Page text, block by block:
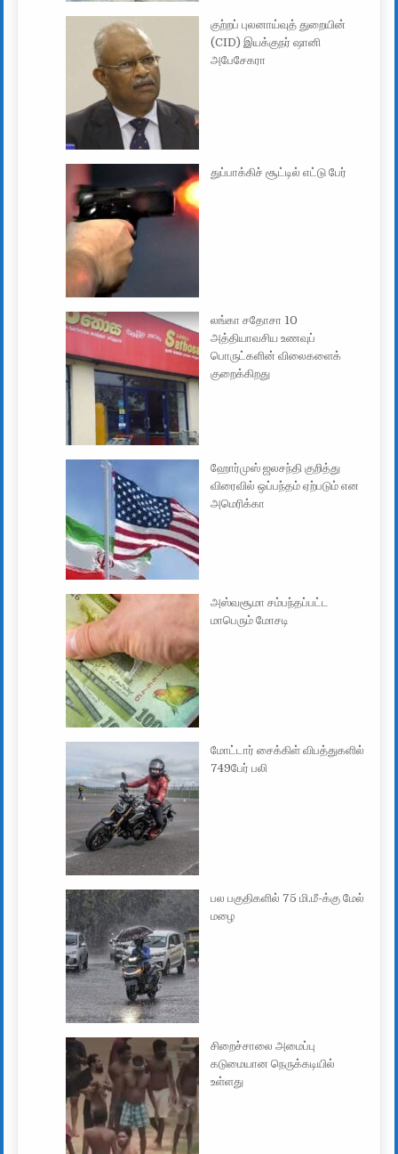
குற்றப் புலனாய்வுத் துறையின்
(CID) இயக்குநர் ஷானி
அபேசேகரா
துப்பாக்கிச் சூட்டில் எட்டு பேர்
லங்கா சதோசா 10
அத்தியாவசிய உணவுப்
பொருட்களின் விலைகளைக்
குறைக்கிறது
ஹோர்முஸ் ஜலசந்தி குறித்து
விரைவில் ஒப்பந்தம் ஏற்படும் என
அமெரிக்கா
அஸ்வசூமா சம்பந்தப்பட்ட
மாபெரும் மோசடி
மோட்டார் சைக்கிள் விபத்துகளில்
749பேர் பலி
பல பகுதிகளில் 75 மி.மீ-க்கு மேல்
மழை
சிறைச்சாலை அமைப்பு
கடுமையான நெருக்கடியில்
உள்ளது